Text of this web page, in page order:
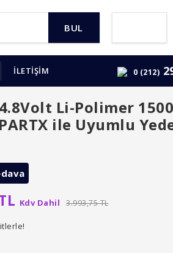
BUL
İLETİŞİM 0 (212)
Li-Polimer
ile Uyumlu
Kdv Dahil 3.993,75 TL